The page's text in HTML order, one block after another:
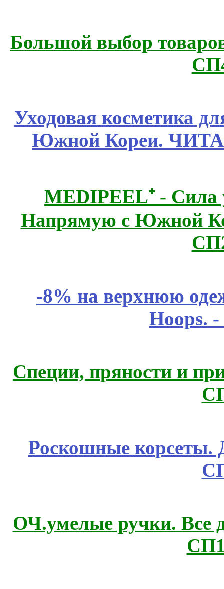
Большой выбор
Уходовая косметика
Южной Кореи.
MEDIPEEL⁺ - Сила
Напрямую с Южной
-8% на верхнюю
Hoops.
Специи, пряности и
Роскошные корсеты.
ОЧ.умелые ручки. Все